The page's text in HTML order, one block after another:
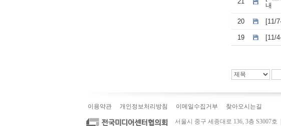
내
20 [11/
19 [11/
이용약관 개인정보처리방침 이메일수집거부 찾아오시는길
서울시 중구 세종대로 136, 3층 S3007호 |